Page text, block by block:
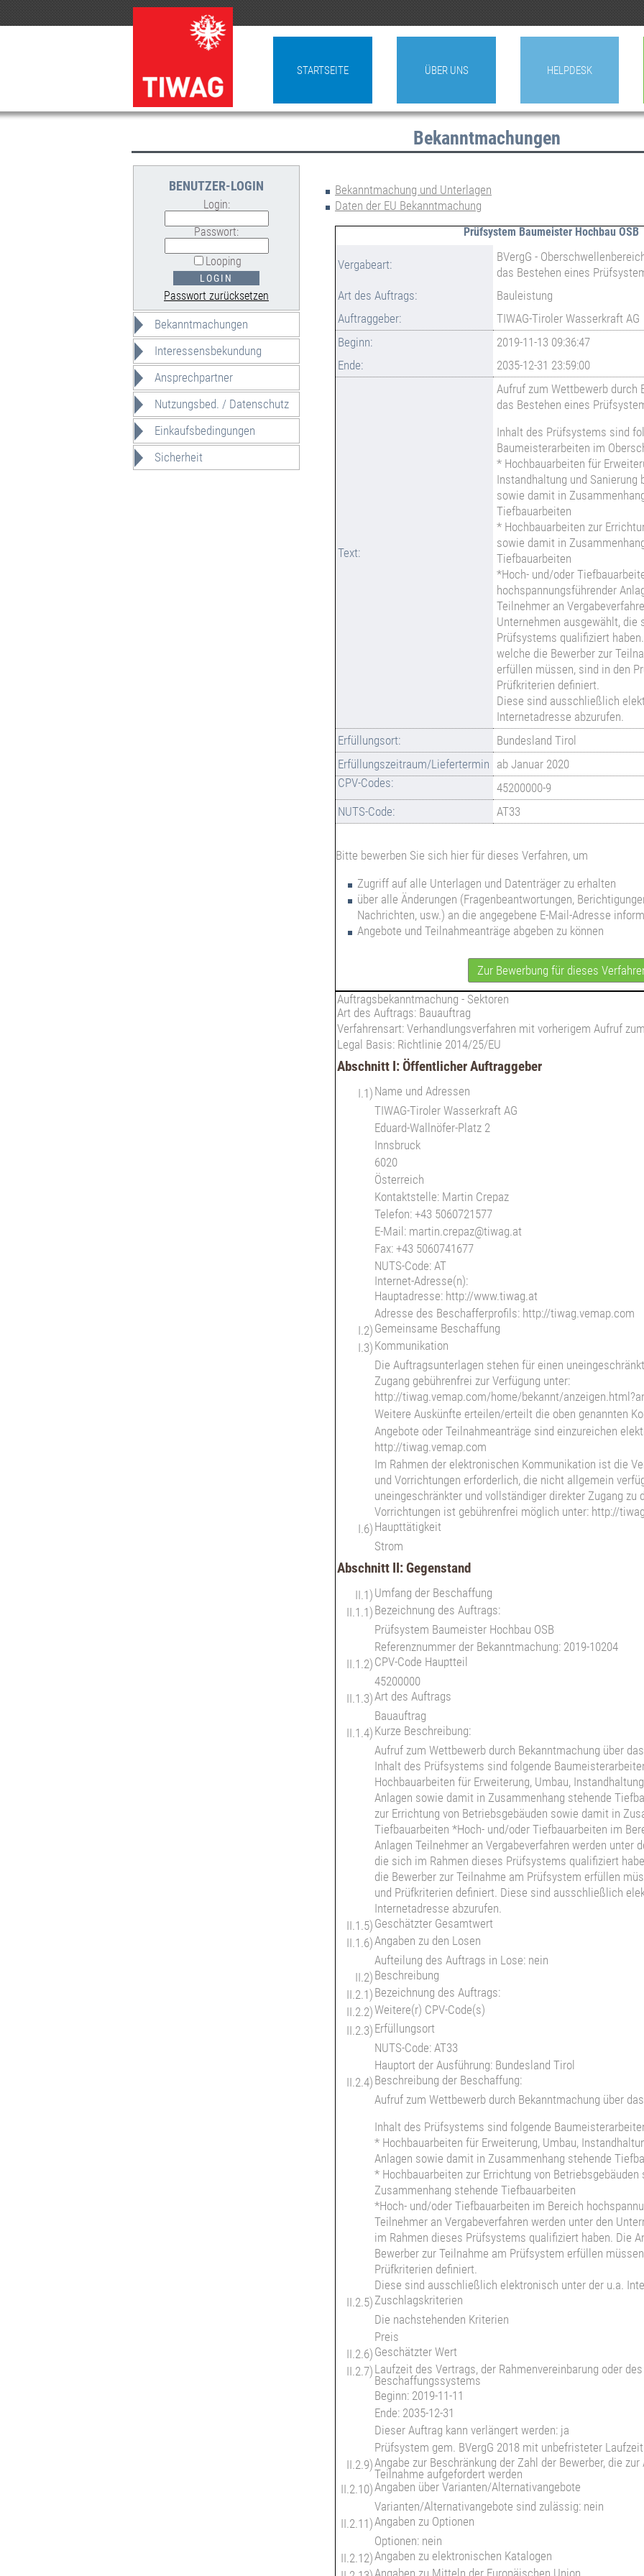
STARTSEITE ÜBER UNS HELPDESK
Bekanntmachungen
BENUTZER-LOGIN
Login:
Passwort:
Looping
Passwort zurücksetzen
Bekanntmachungen
Interessensbekundung
Ansprechpartner
Nutzungsbed. / Datenschutz
Einkaufsbedingungen
Sicherheit
Bekanntmachung und Unterlagen
Daten der EU Bekanntmachung
Prüfsystem Baumeister Hochbau OSB
Vergabeart:
BVergG -
das Bestehen eines
Art des Auftrags:
Bauleistung
Auftraggeber:
TIWAG-Tiroler Wasserkraft AG
Beginn:
2019-11-13 09:36:47
Ende:
2035-12-31 23:59:00
Text:
Aufruf zum Wettbewerb durch
das Bestehen eines
Inhalt des Prüfsystems sind
Baumeisterarbeiten im
* Hochbauarbeiten für
Instandhaltung und Sanierung
sowie damit in
Tiefbauarbeiten
* Hochbauarbeiten zur
sowie damit in
Tiefbauarbeiten
*Hoch- und/oder
hochspannungsführender
Teilnehmer an
Unternehmen ausgewählt, die
Prüfsystems qualifiziert
welche die Bewerber zur
erfüllen müssen, sind in den
Prüfkriterien definiert.
Diese sind ausschließlich
Internetadresse abzurufen.
Erfüllungsort:
Bundesland Tirol
Erfüllungszeitraum/Liefertermin ab Januar 2020
CPV-Codes:
45200000-9
NUTS-Code:
AT33
Bitte bewerben Sie sich hier für dieses Verfahren, um
Zugriff auf alle Unterlagen und Datenträger zu erhalten
über alle Änderungen (Fragenbeantwortungen,
Nachrichten, usw.) an die angegebene E-Mail-Adresse
Angebote und Teilnahmeanträge abgeben zu können
Zur Bewerbung für dieses
Auftragsbekanntmachung - Sektoren
Art des Auftrags: Bauauftrag
Verfahrensart: Verhandlungsverfahren mit vorherigem Aufruf
Legal Basis: Richtlinie 2014/25/EU
Abschnitt I: Öffentlicher Auftraggeber
I.1) Name und Adressen
TIWAG-Tiroler Wasserkraft AG
Eduard-Wallnöfer-Platz 2
Innsbruck
6020
Österreich
Kontaktstelle: Martin Crepaz
Telefon: +43 5060721577
E-Mail: martin.crepaz@tiwag.at
Fax: +43 5060741677
NUTS-Code: AT
Internet-Adresse(n):
Hauptadresse: http://www.tiwag.at
Adresse des Beschafferprofils: http://tiwag.vemap.com
I.2) Gemeinsame Beschaffung
I.3) Kommunikation
Die Auftragsunterlagen stehen für einen
Zugang gebührenfrei zur Verfügung unter:
http://tiwag.vemap.com/home/bekannt/
Weitere Auskünfte erteilen/erteilt die oben genannten
Angebote oder Teilnahmeanträge sind einzureichen
http://tiwag.vemap.com
Im Rahmen der elektronischen Kommunikation ist die
und Vorrichtungen erforderlich, die nicht allgemein
uneingeschränkter und vollständiger direkter Zugang zu
Vorrichtungen ist gebührenfrei möglich unter: http://
I.6) Haupttätigkeit
Strom
Abschnitt II: Gegenstand
II.1) Umfang der Beschaffung
II.1.1) Bezeichnung des Auftrags:
Prüfsystem Baumeister Hochbau OSB
Referenznummer der Bekanntmachung: 2019-10204
II.1.2) CPV-Code Hauptteil
45200000
II.1.3)Art des Auftrags
Bauauftrag
II.1.4) Kurze Beschreibung:
Aufruf zum Wettbewerb durch Bekanntmachung über
Inhalt des Prüfsystems sind folgende
Hochbauarbeiten für Erweiterung, Umbau,
Anlagen sowie damit in Zusammenhang stehende
zur Errichtung von Betriebsgebäuden sowie damit in
Tiefbauarbeiten *Hoch- und/oder Tiefbauarbeiten im
Anlagen Teilnehmer an Vergabeverfahren werden unter
die sich im Rahmen dieses Prüfsystems qualifiziert
die Bewerber zur Teilnahme am Prüfsystem erfüllen
und Prüfkriterien definiert. Diese sind ausschließlich
Internetadresse abzurufen.
II.1.5) Geschätzter Gesamtwert
II.1.6)Angaben zu den Losen
Aufteilung des Auftrags in Lose: nein
II.2) Beschreibung
II.2.1) Bezeichnung des Auftrags:
II.2.2)Weitere(r) CPV-Code(s)
II.2.3) Erfüllungsort
NUTS-Code: AT33
Hauptort der Ausführung: Bundesland Tirol
II.2.4) Beschreibung der Beschaffung:
Aufruf zum Wettbewerb durch Bekanntmachung über
Inhalt des Prüfsystems sind folgende
* Hochbauarbeiten für Erweiterung, Umbau,
Anlagen sowie damit in Zusammenhang stehende
* Hochbauarbeiten zur Errichtung von
Zusammenhang stehende Tiefbauarbeiten
*Hoch- und/oder Tiefbauarbeiten im Bereich
Teilnehmer an Vergabeverfahren werden unter den
im Rahmen dieses Prüfsystems qualifiziert haben. Die
Bewerber zur Teilnahme am Prüfsystem erfüllen
Prüfkriterien definiert.
Diese sind ausschließlich elektronisch unter der u.a.
II.2.5)Zuschlagskriterien
Die nachstehenden Kriterien
Preis
II.2.6) Geschätzter Wert
II.2.7) Laufzeit des Vertrags, der Rahmenvereinbarung oder
Beschaffungssystems
Beginn: 2019-11-11
Ende: 2035-12-31
Dieser Auftrag kann verlängert werden: ja
Prüfsystem gem. BVergG 2018 mit unbefristeter Laufzeit
II.2.9)Angabe zur Beschränkung der Zahl der Bewerber, die
Teilnahme aufgefordert werden
II.2.10)Angaben über Varianten/Alternativangebote
Varianten/Alternativangebote sind zulässig: nein
II.2.11)Angaben zu Optionen
Optionen: nein
II.2.12)Angaben zu elektronischen Katalogen
Angaben zu Mitteln der Europäischen Union